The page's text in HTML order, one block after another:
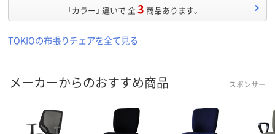
「カラー」 違いで 全3 商品あります。
TOKIOの布張りチェアを全て見る
メーカーからのおすすめ商品 スポンサー